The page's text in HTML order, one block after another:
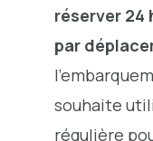
réserver 24
par
souhaite
régulière